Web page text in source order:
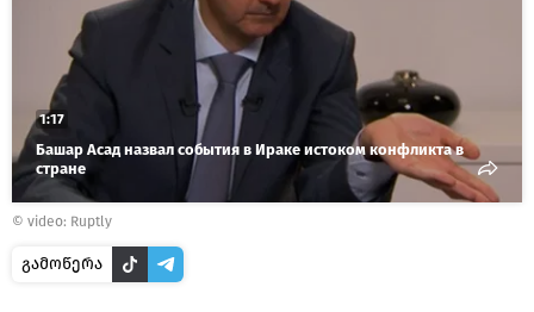
Башар Асад назвал события в Ираке истоком конфликта в
стране
1:17
© video: Ruptly
გამოწერა